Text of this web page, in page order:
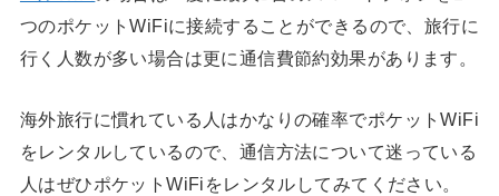
つのポケットWiFiに接続することができるので、旅行に
行く人数が多い場合は更に通信費節約効果があります。
海外旅行に慣れている人はかなりの確率でポケットWiFi
をレンタルしているので、通信方法について迷っている
人はぜひポケットWiFiをレンタルしてみてください。